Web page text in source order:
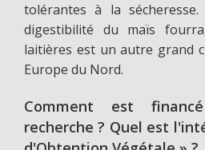
tolérantes à la sécheresse.
digestibilité du maïs
laitières est un autre grand
Europe du Nord.
Comment est
recherche ? Quel est